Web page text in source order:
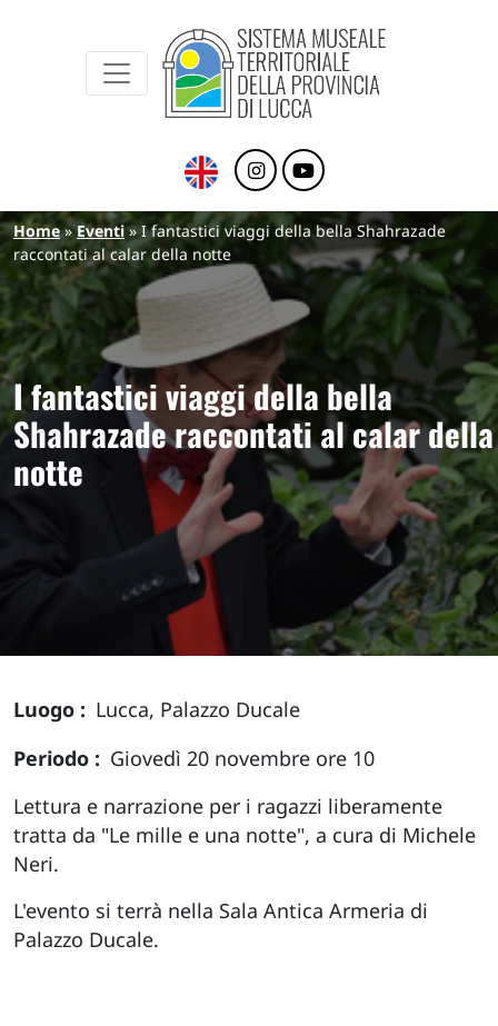
Sistema Museale Territoriale della
Briciole di pane
Home Eventi I fantastici viaggi della bella Shahrazade
raccontati al calar della notte
I fantastici viaggi della bella
Shahrazade raccontati al calar della
notte
Luogo
Lucca, Palazzo Ducale
Periodo
Giovedì 20 novembre ore 10
Lettura e narrazione per i ragazzi liberamente
tratta da "Le mille e una notte", a cura di Michele
Neri.
L'evento si terrà nella Sala Antica Armeria di
Palazzo Ducale.